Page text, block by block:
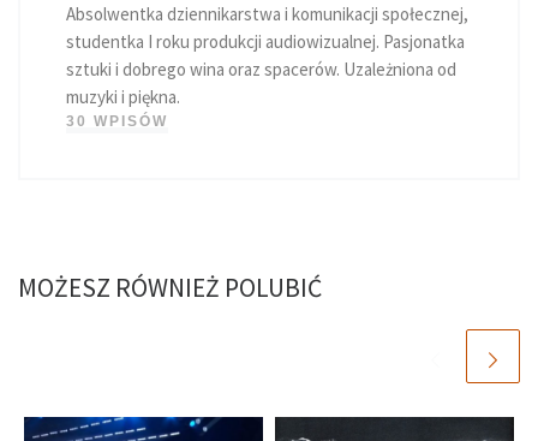
Absolwentka dziennikarstwa i komunikacji społecznej,
studentka I roku produkcji audiowizualnej. Pasjonatka
sztuki i dobrego wina oraz spacerów. Uzależniona od
muzyki i piękna.
30 WPISÓW
MOŻESZ RÓWNIEŻ POLUBIĆ